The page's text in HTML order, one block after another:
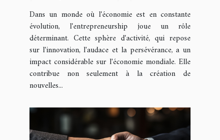
Dans un monde où l'économie est en constante
évolution, l'entrepreneurship joue un rôle
déterminant. Cette sphère d'activité, qui repose
sur l'innovation, l'audace et la persévérance, a un
impact considérable sur l'économie mondiale. Elle
contribue non seulement à la création de
nouvelles...